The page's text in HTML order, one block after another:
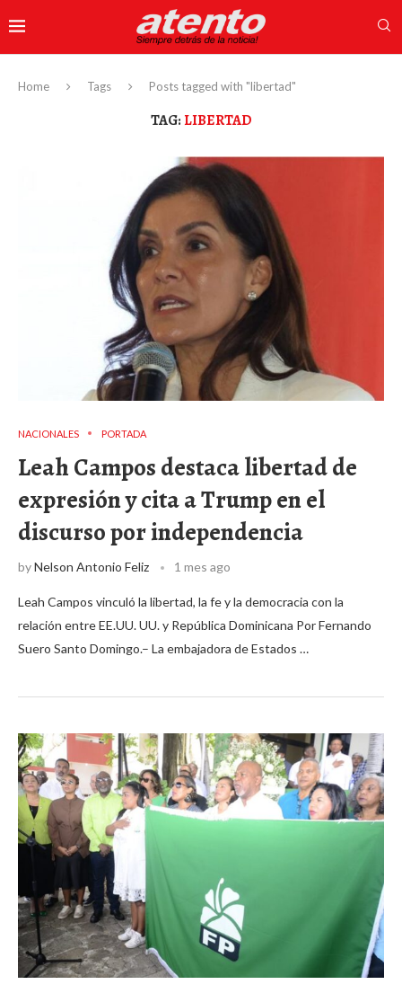
Home Tags Posts tagged with "libertad"
TAG:LIBERTAD
NACIONALES PORTADA
Leah Campos destaca libertad de
expresión y cita a Trump en el
discurso por independencia
byNelson Antonio Feliz 1 mes ago
Leah Campos vinculó la libertad, la fe y la democracia con la
relación entre EE.UU. UU. y República Dominicana Por Fernando
Suero Santo Domingo.– La embajadora de Estados …